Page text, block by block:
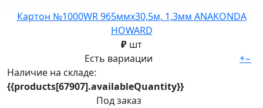
Картон №1000WR 965ммх30,5м, 1,3мм ANAKONDA
HOWARD
₽ шт
Есть вариации
Наличие на складе:
{{products[67907].availableQuantity}}
Под заказ
+−